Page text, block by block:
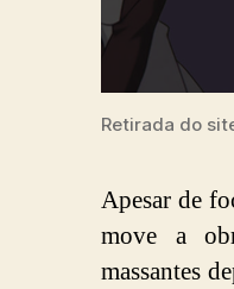
Retirada do
Apesar de
move a
massantes